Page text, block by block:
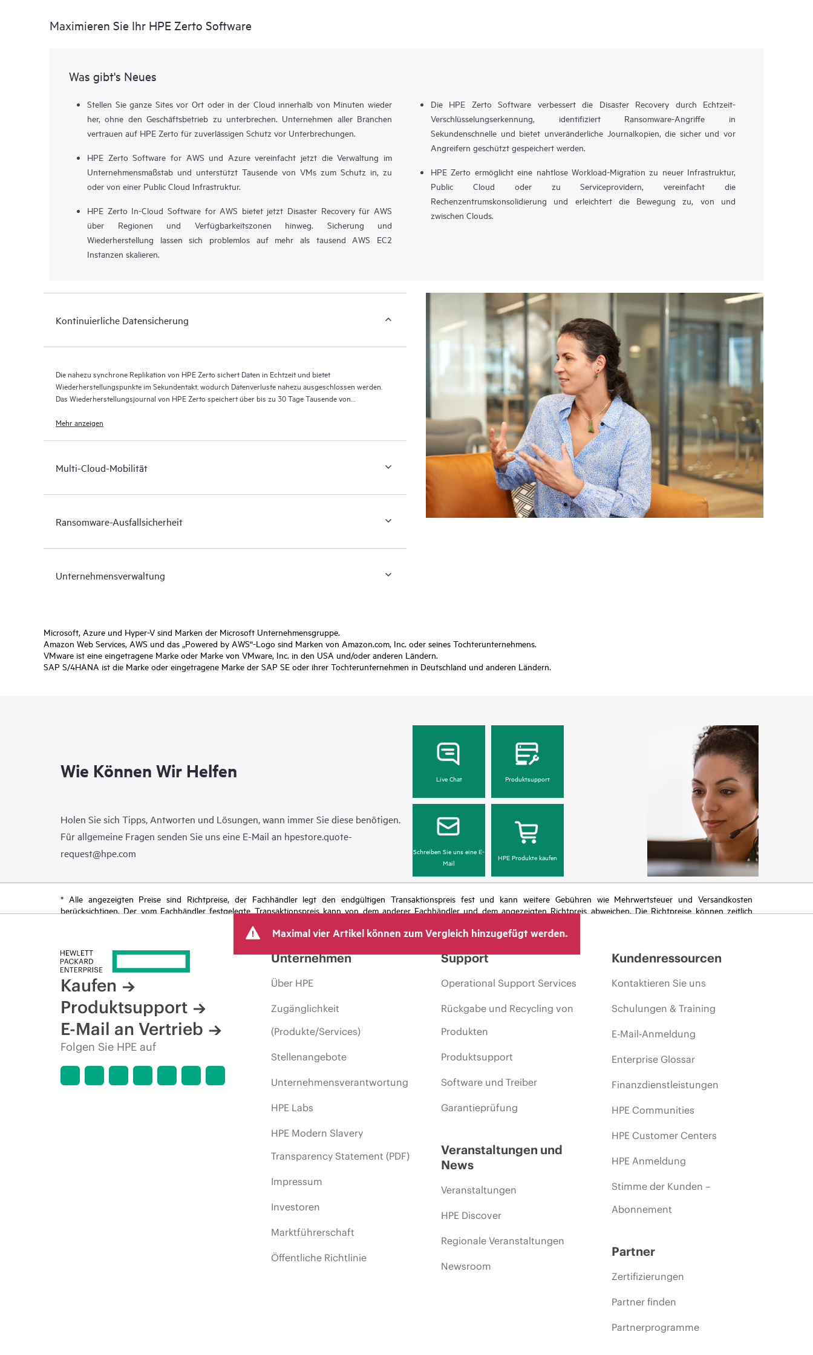
Maximieren Sie Ihr HPE Zerto Software
Was gibt's Neues
Stellen Sie ganze Sites vor Ort oder in der Cloud innerhalb von Minuten wieder
her, ohne den Geschäftsbetrieb zu unterbrechen. Unternehmen aller Branchen
vertrauen auf HPE Zerto für zuverlässigen Schutz vor Unterbrechungen.
HPE Zerto Software for AWS und Azure vereinfacht jetzt die Verwaltung im
Unternehmensmaßstab und unterstützt Tausende von VMs zum Schutz in, zu
oder von einer Public Cloud Infrastruktur.
HPE Zerto In-Cloud Software for AWS bietet jetzt Disaster Recovery für AWS
über Regionen und Verfügbarkeitszonen hinweg. Sicherung und
Wiederherstellung lassen sich problemlos auf mehr als tausend AWS EC2
Instanzen skalieren.
Die HPE Zerto Software verbessert die Disaster Recovery durch Echtzeit-
Verschlüsselungserkennung, identifiziert Ransomware-Angriffe in
Sekundenschnelle und bietet unveränderliche Journalkopien, die sicher und vor
Angreifern geschützt gespeichert werden.
HPE Zerto ermöglicht eine nahtlose Workload-Migration zu neuer Infrastruktur,
Public Cloud oder zu Serviceprovidern, vereinfacht die
Rechenzentrumskonsolidierung und erleichtert die Bewegung zu, von und
zwischen Clouds.
Kontinuierliche Datensicherung
Die nahezu synchrone Replikation von HPE Zerto sichert Daten in Echtzeit und bietet
Wiederherstellungspunkte im Sekundentakt, wodurch Datenverluste nahezu ausgeschlossen werden.
Das Wiederherstellungsjournal von HPE Zerto speichert über bis zu 30 Tage Tausende von
Mehr anzeigen
Multi-Cloud-Mobilität
Ransomware-Ausfallsicherheit
Unternehmensverwaltung
Microsoft, Azure und Hyper-V sind Marken der Microsoft Unternehmensgruppe.
Amazon Web Services, AWS und das „Powered by AWS“-Logo sind Marken von Amazon.com, Inc. oder seines Tochterunternehmens.
VMware ist eine eingetragene Marke oder Marke von VMware, Inc. in den USA und/oder anderen Ländern.
SAP S/4HANA ist die Marke oder eingetragene Marke der SAP SE oder ihrer Tochterunternehmen in Deutschland und anderen Ländern.
Wie Können Wir Helfen
Holen Sie sich Tipps, Antworten und Lösungen, wann immer Sie diese benötigen.
Für allgemeine Fragen senden Sie uns eine E-Mail an hpestore.quote-
request@hpe.com
Live Chat Produktsupport
Schreiben Sie uns eine E-
Mail
HPE Produkte kaufen
* Alle angezeigten Preise sind Richtpreise, der Fachhändler legt den endgültigen Transaktionspreis fest und kann weitere Gebühren wie Mehrwertsteuer und Versandkosten
berücksichtigen. Der vom Fachhändler festgelegte Transaktionspreis kann von dem anderer Fachhändler und dem angezeigten Richtpreis abweichen. Die Richtpreise können zeitlich
von Produkten, eingeschränkter Produktverfügbarkeit, dem Ende der Lebensdauer von Werbeaktionen und Fehlern in der Werbung.
Maximal vier Artikel können zum Vergleich hinzugefügt werden.
Kaufen
Produktsupport
E-Mail an Vertrieb
Folgen Sie HPE auf
Unternehmen
Über HPE
Zugänglichkeit
(Produkte/Services)
Stellenangebote
Unternehmensverantwortung
HPE Labs
HPE Modern Slavery
Transparency Statement (PDF)
Impressum
Investoren
Marktführerschaft
Öffentliche Richtlinie
Support
Operational Support Services
Rückgabe und Recycling von
Produkten
Produktsupport
Software und Treiber
Garantieprüfung
Veranstaltungen und
News
Veranstaltungen
HPE Discover
Regionale Veranstaltungen
Newsroom
Kundenressourcen
Kontaktieren Sie uns
Schulungen & Training
E-Mail-Anmeldung
Enterprise Glossar
Finanzdienstleistungen
HPE Communities
HPE Customer Centers
HPE Anmeldung
Stimme der Kunden –
Abonnement
Partner
Zertifizierungen
Partner finden
Partnerprogramme